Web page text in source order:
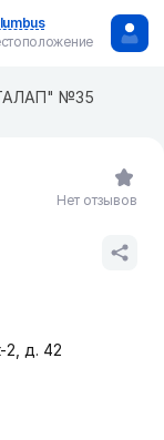
№35
2, д. 42
Нет отзывов